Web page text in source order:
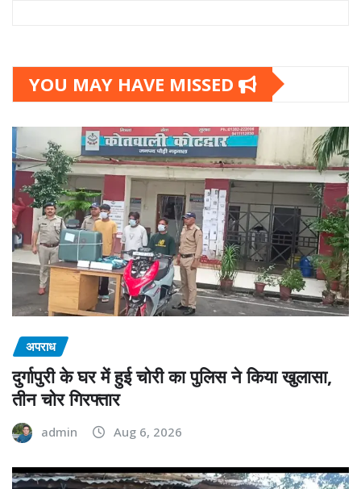
YOU MAY HAVE MISSED
अपराध
दुर्गापुरी के घर में हुई चोरी का पुलिस ने किया खुलासा,
तीन चोर गिरफ्तार
admin Aug 6, 2026